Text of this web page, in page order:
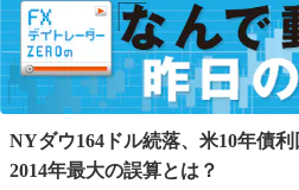
NYダウ164ドル続落、米10年債
2014年最大の誤算とは？